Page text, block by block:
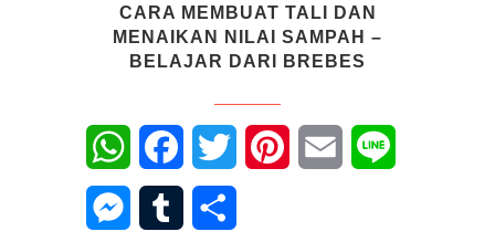
CARA MEMBUAT TALI DAN
MENAIKAN NILAI SAMPAH –
BELAJAR DARI BREBES
WhatsAppFacebookTwitter PinterestEmail
Messenger
Tumblr